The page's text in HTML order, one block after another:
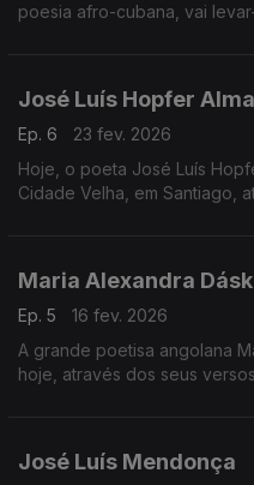
poesia afro-cubana, vai
José Luís Hopfer
Ep. 6
23 fev. 2026
Hoje, o poeta José Luís
Cidade Velha, em Santiago,
Maria Alexandra
Ep. 5
16 fev. 2026
A grande poetisa angolana
hoje, através dos seus
José Luís Mendonça